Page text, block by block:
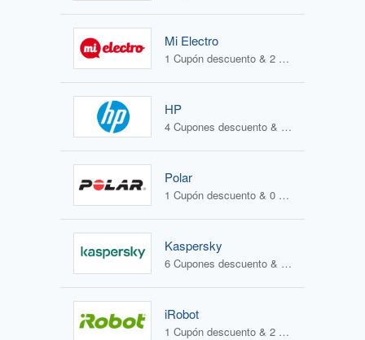
Mi Electro
1 Cupón descuento & 2 Ofertas
HP
4 Cupones descuento & 1 Oferta
Polar
1 Cupón descuento & 0 Ofertas
Kaspersky
6 Cupones descuento & 1 Oferta
iRobot
1 Cupón descuento & 2 Ofertas